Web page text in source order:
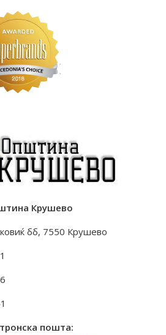
Крушево
бб, 7550 Крушево
пошта: